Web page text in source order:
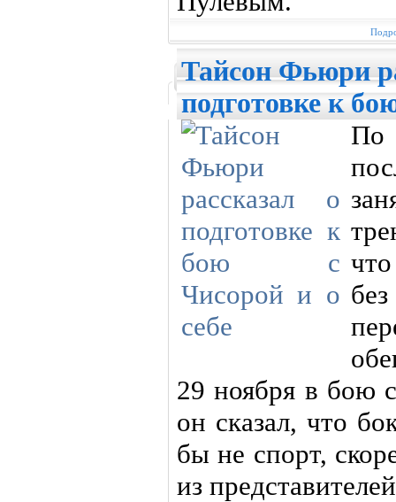
Тайсон Фьюри
подготовке к
По
29 ноября в бою
он сказал, что
бы не спорт,
из